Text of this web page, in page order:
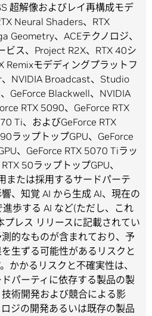
超解像およびレイ再構成モデ
Neural Shaders、RTX
Geometry、ACEテクノロジ、
ビス、Project R2X、RTX 40シ
Remixモデディングプラットフ
NVIDIA Broadcast、Studio
GeForce Blackwell、NVIDIA
RTX 5090、GeForce RTX
Ti、およびGeForce RTX
ラップトップGPU、GeForce
、GeForce RTX 5070 Tiラッ
50ラップトップGPU、
または採用するサードパーテ
、知覚 AI から生成 AI、現在の
歩する AI など(ただし、これ
プレス リリースに記載されてい
的なものが含まれており、予
生ずる可能性があるリスクと
かかるリスクと不確実性は、
パーティに依存する製品の製
術開発および競合による影
ジの開発あるいは既存の製品